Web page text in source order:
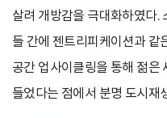
살려 개방감을 극대화하였다.
들 간에 젠트리피케이션과 같
공간 업사이클링을 통해 젊은
들었다는 점에서 분명 도시재